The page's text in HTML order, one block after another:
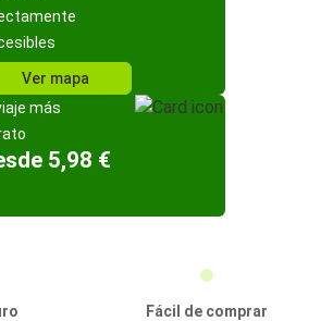
Ver mapa
más
5,98 €
Fácil de comprar